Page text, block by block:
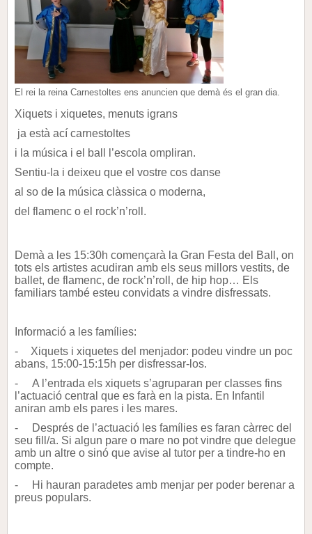
El rei la reina Carnestoltes ens anuncien que demà és el gran dia.
Xiquets i xiquetes, menuts igrans
ja està ací carnestoltes
i la música i el ball l’escola ompliran.
Sentiu-la i deixeu que el vostre cos danse
al so de la música clàssica o moderna,
del flamenc o el rock’n’roll.
Demà a les 15:30h començarà la Gran Festa del Ball, on
tots els artistes acudiran amb els seus millors vestits, de
ballet, de flamenc, de rock’n’roll, de hip hop… Els
familiars també esteu convidats a vindre disfressats.
Informació a les famílies:
-
Xiquets i xiquetes del menjador: podeu vindre un poc
abans, 15:00-15:15h per disfressar-los.
-
A l’entrada els xiquets s’agruparan per classes fins
l’actuació central que es farà en la pista. En Infantil
aniran amb els pares i les mares.
-
Després de l’actuació les famílies es faran càrrec del
seu fill/a. Si algun pare o mare no pot vindre que delegue
amb un altre o sinó que avise al tutor per a tindre-ho en
compte.
-
Hi hauran paradetes amb menjar per poder berenar a
preus populars.